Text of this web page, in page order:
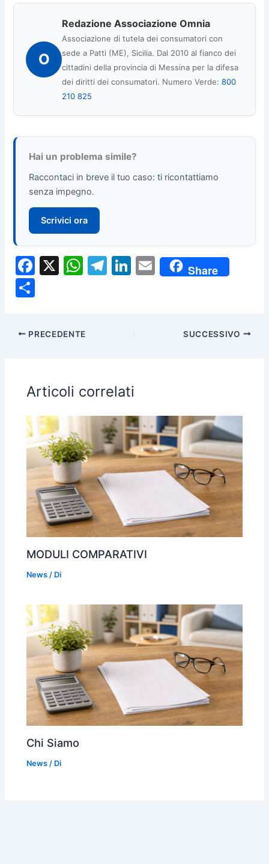
O
Redazione Associazione Omnia
Associazione di tutela dei consumatori con
sede a Patti (ME), Sicilia. Dal 2010 al fianco dei
cittadini della provincia di Messina per la difesa
dei diritti dei consumatori. Numero Verde:800
210 825
Hai un problema simile?
Raccontaci in breve il tuo caso: ti ricontattiamo
senza impegno.
Scrivici ora
F
b
o
k
X
W
A
T
Li E
m
Share
n
di
di
PRECEDENTE SUCCESSIVO
Articoli correlati
MODULI COMPARATIVI
News / Di
Chi Siamo
News / Di